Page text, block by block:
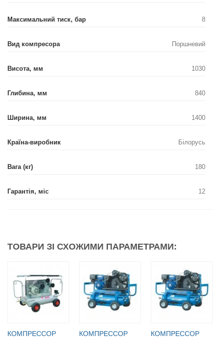
Максимальний тиск, бар 8
Вид компресора Поршневий
Висота, мм 1030
Глибина, мм 840
Ширина, мм 1400
Країна-виробник Білорусь
Вага (кг) 180
Гарантія, міс 12
ТОВАРИ ЗІ СХОЖИМИ ПАРАМЕТРАМИ:
КОМПРЕССОР
КОМПРЕССОР
КОМПРЕССОР